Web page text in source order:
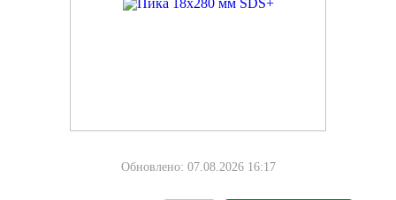
Обновлено: 07.08.2026 16:17